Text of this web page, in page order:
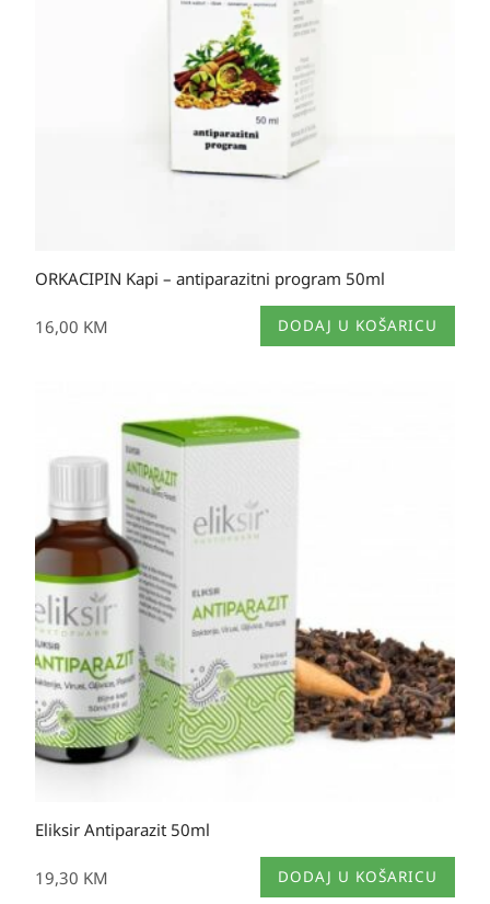
ORKACIPIN Kapi – antiparazitni program 50ml
16,00 KM DODAJ U KOŠARICU
Eliksir Antiparazit 50ml
19,30 KM DODAJ U KOŠARICU